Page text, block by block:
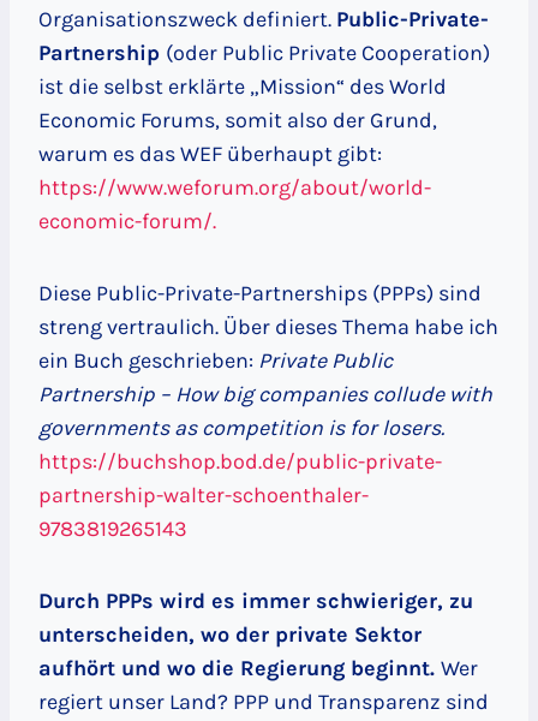
Organisationszweck definiert. Public-Private-
Partnership (oder Public Private Cooperation)
ist die selbst erklärte „Mission“ des World
Economic Forums, somit also der Grund,
warum es das WEF überhaupt gibt:
https://www.weforum.org/about/world-
economic-forum/.
Diese Public-Private-Partnerships (PPPs) sind
streng vertraulich. Über dieses Thema habe ich
ein Buch geschrieben: Private Public
Partnership – How big companies collude with
governments as competition is for losers.
https://buchshop.bod.de/public-private-
partnership-walter-schoenthaler-
9783819265143
Durch PPPs wird es immer schwieriger, zu
unterscheiden, wo der private Sektor
aufhört und wo die Regierung beginnt. Wer
regiert unser Land? PPP und Transparenz sind